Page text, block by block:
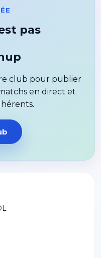
pas
club pour publier
en direct et